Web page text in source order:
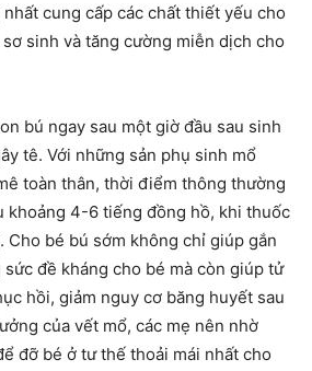
cung cấp các chất thiết yếu cho
sinh và tăng cường miễn dịch cho
bú ngay sau một giờ đầu sau sinh
tê. Với những sản phụ sinh mổ
toàn thân, thời điểm thông thường
khoảng 4-6 tiếng đồng hồ, khi thuốc
Cho bé bú sớm không chỉ giúp gắn
đề kháng cho bé mà còn giúp tử
hồi, giảm nguy cơ băng huyết sau
của vết mổ, các mẹ nên nhờ
đỡ bé ở tư thế thoải mái nhất cho